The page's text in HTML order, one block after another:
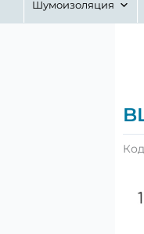
Шумоизоляция